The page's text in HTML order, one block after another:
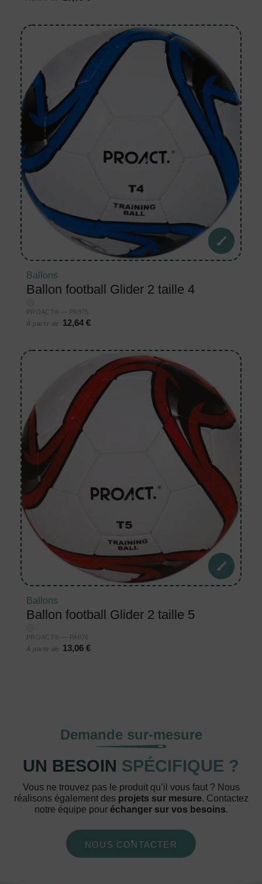
Ballons
Ballon football Glider 2 taille 4
PROACT® — PA875
À partir de
12,64 €
Ballons
Ballon football Glider 2 taille 5
PROACT® — PA876
À partir de
13,06 €
Demande sur-mesure
UN BESOIN SPÉCIFIQUE ?
Vous ne trouvez pas le produit qu’il vous faut ? Nous
réalisons également des projets sur mesure. Contactez
notre équipe pour échanger sur vos besoins.
NOUS CONTACTER